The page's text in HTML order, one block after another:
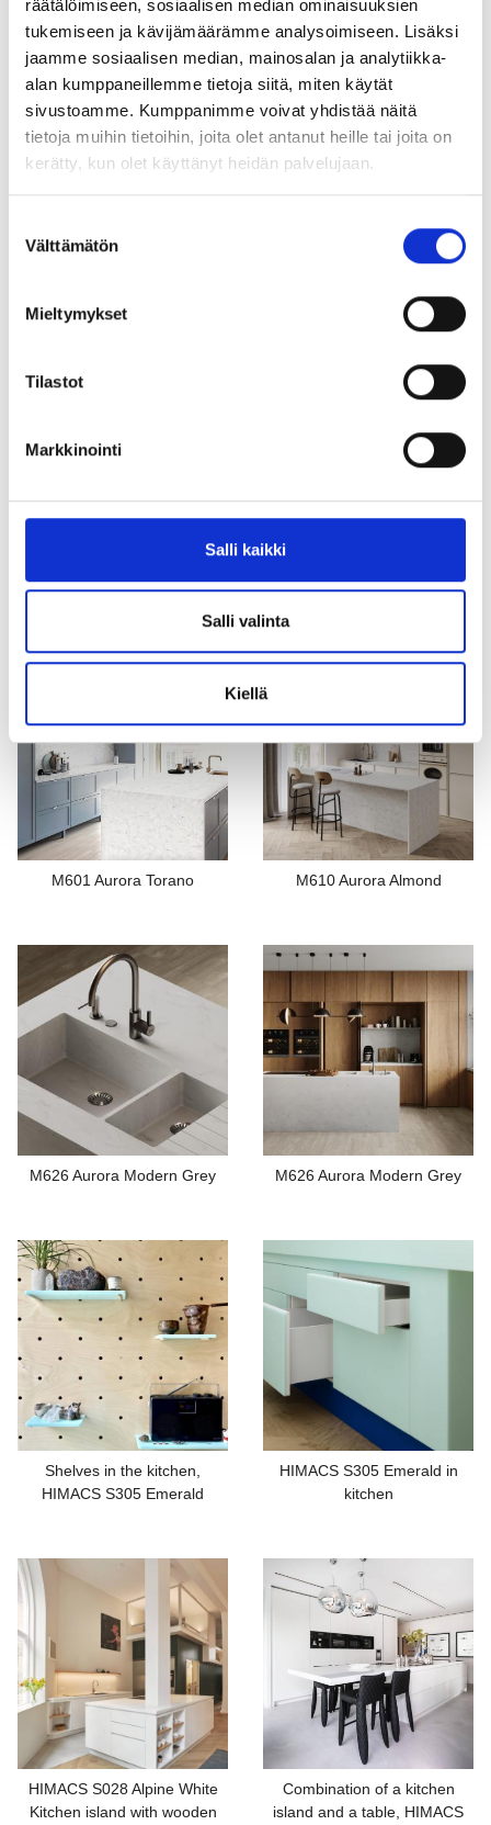
räätälöimiseen, sosiaalisen median ominaisuuksien
tukemiseen ja kävijämäärämme analysoimiseen. Lisäksi
jaamme sosiaalisen median, mainosalan ja analytiikka-
alan kumppaneillemme tietoja siitä, miten käytät
sivustoamme. Kumppanimme voivat yhdistää näitä
tietoja muihin tietoihin, joita olet antanut heille tai joita on
kerätty, kun olet käyttänyt heidän palvelujaan.
valinta
Välttämätön
Mieltymykset
Tilastot
Markkinointi
Salli kaikki
Salli valinta
Kiellä
M628 Aurora Daymoon M802 Aurora Calacatta Fiore
M601 Aurora Torano M610 Aurora Almond
M626 Aurora Modern Grey M626 Aurora Modern Grey
Shelves in the kitchen,
HIMACS S305 Emerald
HIMACS S305 Emerald in
kitchen
HIMACS S028 Alpine White
Kitchen island with wooden
Combination of a kitchen
island and a table, HIMACS